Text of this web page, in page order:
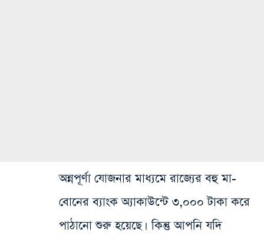
অন্নপূর্ণা যোজনার মাধ্যমে রাজ্যের বহু মা-
বোনের ব্যাংক অ্যাকাউন্টে ৩,০০০ টাকা করে
পাঠানো শুরু হয়েছে। কিন্তু আপনি যদি